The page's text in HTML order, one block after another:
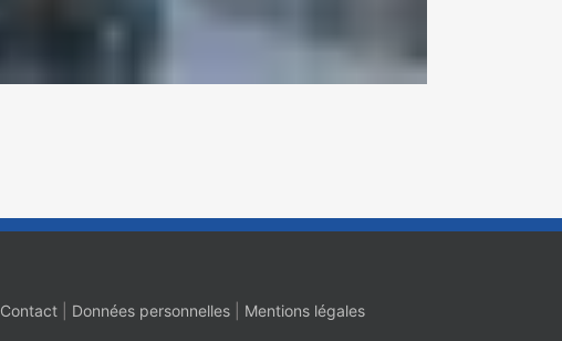
Contact Données personnelles Mentions légales